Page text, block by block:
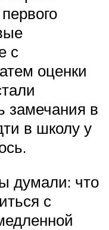
с
оценки
замечания в
в школу у
думали: что
с